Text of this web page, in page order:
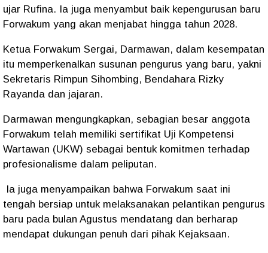
ujar Rufina. Ia juga menyambut baik kepengurusan baru
Forwakum yang akan menjabat hingga tahun 2028.
Ketua Forwakum Sergai, Darmawan, dalam kesempatan
itu memperkenalkan susunan pengurus yang baru, yakni
Sekretaris Rimpun Sihombing, Bendahara Rizky
Rayanda dan jajaran.
Darmawan mengungkapkan, sebagian besar anggota
Forwakum telah memiliki sertifikat Uji Kompetensi
Wartawan (UKW) sebagai bentuk komitmen terhadap
profesionalisme dalam peliputan.
Ia juga menyampaikan bahwa Forwakum saat ini
tengah bersiap untuk melaksanakan pelantikan pengurus
baru pada bulan Agustus mendatang dan berharap
mendapat dukungan penuh dari pihak Kejaksaan.